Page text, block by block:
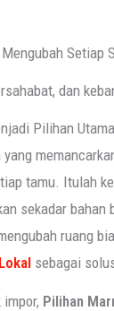
Setiap
dan
Pilihan
yang
tamu. Itulah
sekadar
ruang
sebagai
Pilihan